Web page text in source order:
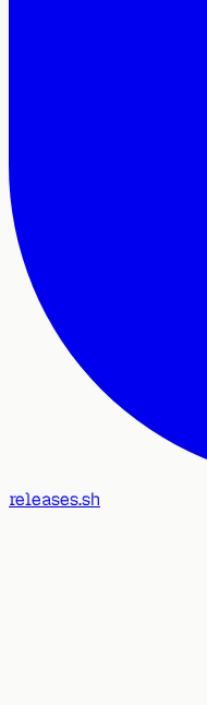
releases.sh